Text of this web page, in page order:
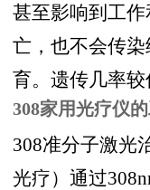
甚至影响到工
亡，也不会传
育。遗传几率较
308家用光疗仪
308准分子激光
光疗）通过